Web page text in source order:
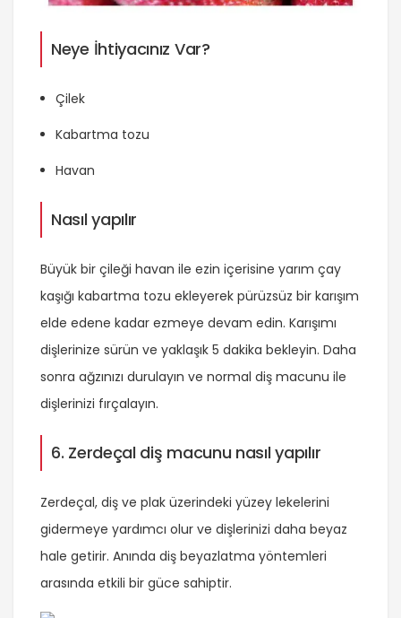
Neye İhtiyacınız Var?
Çilek
Kabartma tozu
Havan
Nasıl yapılır
Büyük bir çileği havan ile ezin içerisine yarım çay
kaşığı kabartma tozu ekleyerek pürüzsüz bir karışım
elde edene kadar ezmeye devam edin. Karışımı
dişlerinize sürün ve yaklaşık 5 dakika bekleyin. Daha
sonra ağzınızı durulayın ve normal diş macunu ile
dişlerinizi fırçalayın.
6. Zerdeçal diş macunu nasıl yapılır
Zerdeçal, diş ve plak üzerindeki yüzey lekelerini
gidermeye yardımcı olur ve dişlerinizi daha beyaz
hale getirir. Anında diş beyazlatma yöntemleri
arasında etkili bir güce sahiptir.